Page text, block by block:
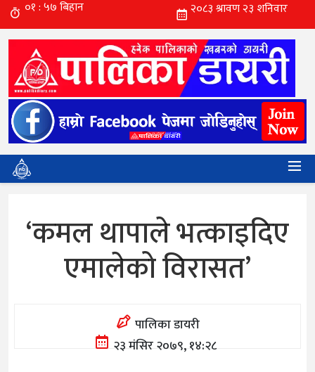
‘कमल थापाले भत्काइदिए
एमालेको विरासत’
पालिका डायरी
२३ मंसिर २०७९, १४:२८